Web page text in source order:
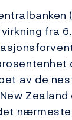
fra
av de